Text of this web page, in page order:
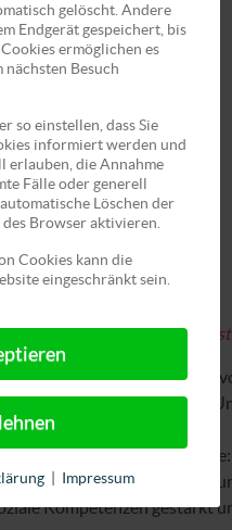
Mittel des
führte eine Gruppe
ihres gewohnten
Erreichung der
zur Gemeinschaft
Kompetenzen gestärkt
gelöscht. Andere
Endgerät gespeichert, bis
ermöglichen es
nächsten Besuch
so einstellen, dass Sie
informiert werden und
erlauben, die Annahme
Fälle oder generell
Löschen der
Browser aktivieren.
Cookies kann die
eingeschränkt sein.
Impressum